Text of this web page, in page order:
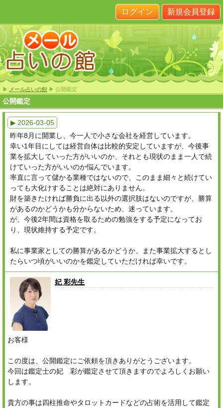
ログイン 新規会員登録
▶ メール占いの館 ▶ 公開鑑定
公開鑑定
▶ 2026-03-05
昨年8月に開業し、今一人で小さな会社を経営しています。
幸い1年目にしては経営自体は比較的安定していますが、今後事
業を拡大していった方がいいのか、それとも現状のまま一人で続
けていった方がいいのか悩んでいます。
率直に言って儲かる業種ではないので、このまま細々と続けてい
っても大化けすることは絶対にありません。
財を築きたければ勝負に出る以外の選択肢はないのですが、勝算
があるのかどうかも分からないため、迷っています。
が、今後2年間は資格を取るための勉強をする予定になってお
り、現状維持する予定です。
私に事業家としての勝算があるかどうか、また事業拡大するとし
たらいつ頃がいいのかを鑑定していただければ幸いです。
妃 彩先生
お客様
この度は、公開鑑定にご依頼を頂きありがとうございます。
今回は鑑定士の妃 彩が鑑定させて頂きますのでよろしくお願い
します。
貴方の事は四柱推命やタロットカードなどの占術を活用して鑑定